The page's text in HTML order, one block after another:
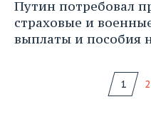
Путин потребовал
страховые и
выплаты и пособия
1 2